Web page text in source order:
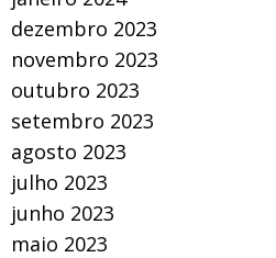
dezembro 2023
novembro 2023
outubro 2023
setembro 2023
agosto 2023
julho 2023
junho 2023
maio 2023